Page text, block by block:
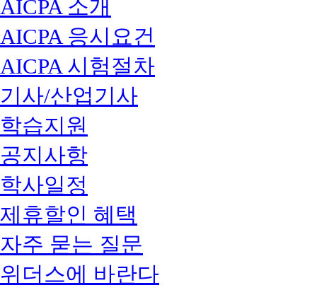
AICPA 소개
AICPA 응시요건
AICPA 시험절차
기사/산업기사
학습지원
공지사항
학사일정
제휴할인 혜택
자주 묻는 질문
위더스에 바란다